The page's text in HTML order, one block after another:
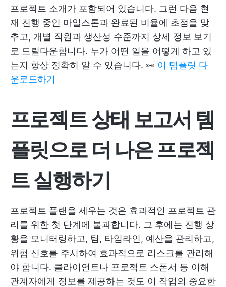
프로젝트 소개가 포함되어 있습니다. 그런 다음 현
재 진행 중인 마일스톤과 완료된 비율에 초점을 맞
추고, 개별 직원과 생산성 수준까지 상세 정보 보기
로 드릴다운합니다. 누가 어떤 일을 어떻게 하고 있
는지 항상 정확히 알 수 있습니다. 👀 이 템플릿 다
운로드하기
프로젝트 상태 보고서 템
플릿으로 더 나은 프로젝
트 실행하기
프로젝트 플랜을 세우는 것은 효과적인 프로젝트 관
리를 위한 첫 단계에 불과합니다. 그 후에는 진행 상
황을 모니터링하고, 팀, 타임라인, 예산을 관리하고,
위험 신호를 주시하여 효과적으로 리스크를 관리해
야 합니다. 클라이언트나 프로젝트 스폰서 등 이해
관계자에게 정보를 제공하는 것도 이 작업의 중요한